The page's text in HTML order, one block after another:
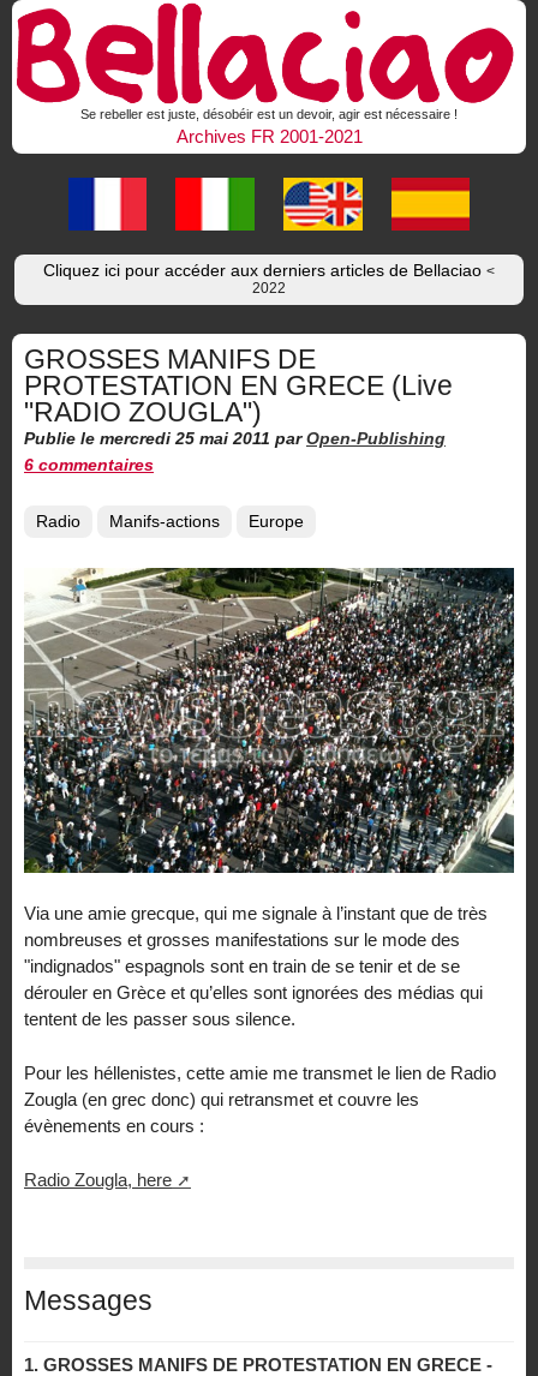
Se rebeller est juste, désobéir est un devoir, agir est nécessaire !
Archives FR 2001-2021
Cliquez ici pour accéder aux derniers articles de Bellaciao <
2022
GROSSES MANIFS DE
PROTESTATION EN GRECE (Live
"RADIO ZOUGLA")
Publie le mercredi 25 mai 2011 par Open-Publishing
6 commentaires
Radio Manifs-actions Europe
Via une amie grecque, qui me signale à l’instant que de très
nombreuses et grosses manifestations sur le mode des
"indignados" espagnols sont en train de se tenir et de se
dérouler en Grèce et qu’elles sont ignorées des médias qui
tentent de les passer sous silence.
Pour les héllenistes, cette amie me transmet le lien de Radio
Zougla (en grec donc) qui retransmet et couvre les
évènements en cours :
Radio Zougla, here
Messages
1. GROSSES MANIFS DE PROTESTATION EN GRECE -